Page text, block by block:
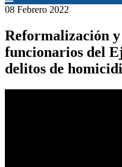
08 Febrero 2022
Reformalización
funcionarios del
delitos de